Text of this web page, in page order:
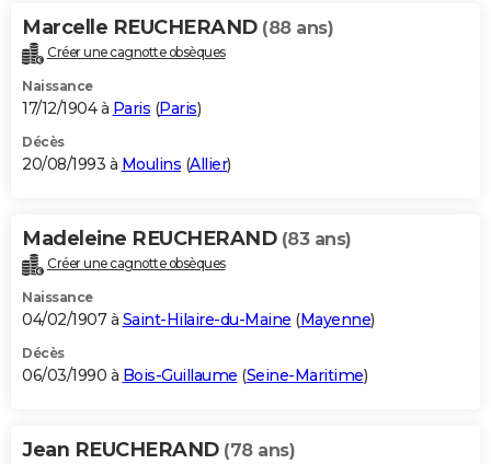
Marcelle REUCHERAND (88 ans)
Créer une cagnotte obsèques
Naissance
17/12/1904 à Paris (Paris)
Décès
20/08/1993 à Moulins (Allier)
Madeleine REUCHERAND (83 ans)
Créer une cagnotte obsèques
Naissance
04/02/1907 à Saint-Hilaire-du-Maine (Mayenne)
Décès
06/03/1990 à Bois-Guillaume (Seine-Maritime)
Jean REUCHERAND (78 ans)